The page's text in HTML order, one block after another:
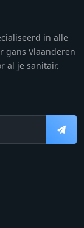
in alle
gans Vlaanderen
al je sanitair.